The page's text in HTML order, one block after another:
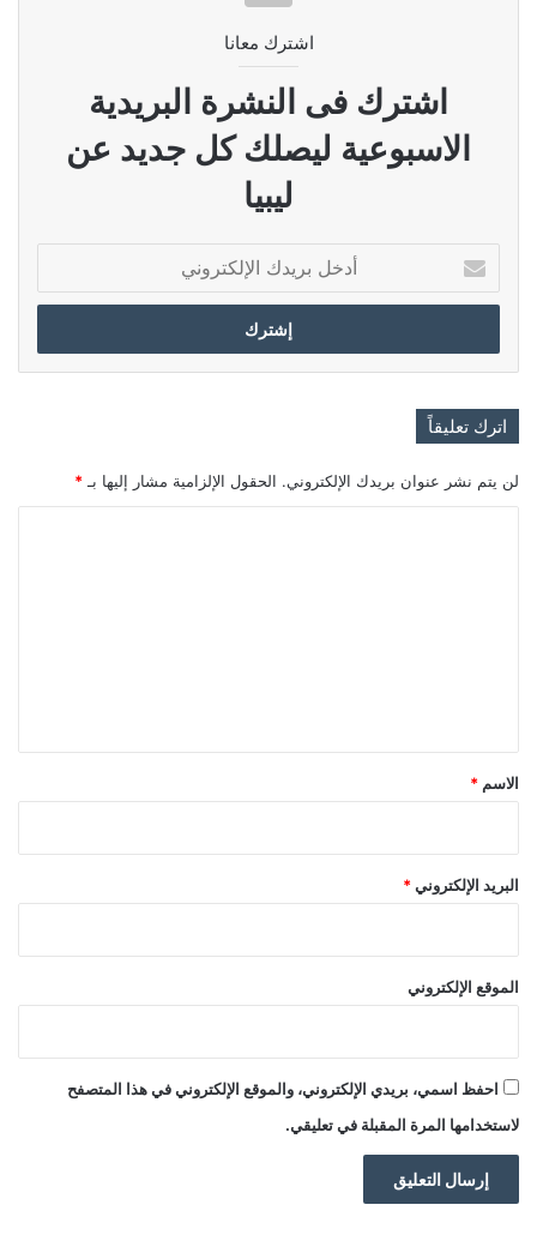
اشترك معانا
اشترك فى النشرة البريدية
الاسبوعية ليصلك كل جديد عن
ليبيا
بريدك
الإلكتروني
اترك تعليقاً
لن يتم نشر عنوان بريدك الإلكتروني. الحقول الإلزامية مشار إليها بـ *
*
الاسم *
البريد الإلكتروني *
الموقع الإلكتروني
احفظ اسمي، بريدي الإلكتروني، والموقع الإلكتروني في هذا المتصفح
لاستخدامها المرة المقبلة في تعليقي.